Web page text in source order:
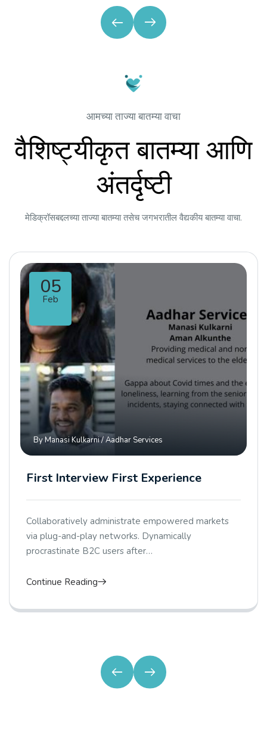
आमच्या ताज्या बातम्या वाचा
वैशिष्ट्यीकृत बातम्या आणि
अंतर्दृष्टी
मेडिक्रॉसबद्दलच्या ताज्या बातम्या तसेच जगभरातील वैद्यकीय बातम्या वाचा.
05
Feb
ByManasi Kulkarni/Aadhar Services
First Interview First Experience
Collaboratively administrate empowered markets
via plug-and-play networks. Dynamically
procrastinate B2C users after…
Continue Reading